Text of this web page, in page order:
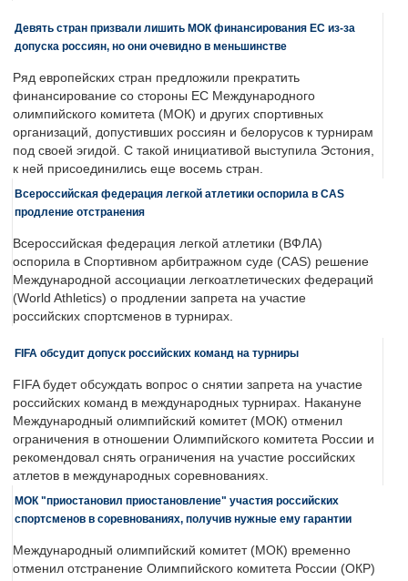
Девять стран призвали лишить МОК финансирования ЕС из-за
допуска россиян, но они очевидно в меньшинстве
Ряд европейских стран предложили прекратить
финансирование со стороны ЕС Международного
олимпийского комитета (МОК) и других спортивных
организаций, допустивших россиян и белорусов к турнирам
под своей эгидой. С такой инициативой выступила Эстония,
к ней присоединились еще восемь стран.
Всероссийская федерация легкой атлетики оспорила в CAS
продление отстранения
Всероссийская федерация легкой атлетики (ВФЛА)
оспорила в Спортивном арбитражном суде (CAS) решение
Международной ассоциации легкоатлетических федераций
(World Athletics) о продлении запрета на участие
российских спортсменов в турнирах.
FIFA обсудит допуск российских команд на турниры
FIFA будет обсуждать вопрос о снятии запрета на участие
российских команд в международных турнирах. Накануне
Международный олимпийский комитет (МОК) отменил
ограничения в отношении Олимпийского комитета России и
рекомендовал снять ограничения на участие российских
атлетов в международных соревнованиях.
МОК "приостановил приостановление" участия российских
спортсменов в соревнованиях, получив нужные ему гарантии
Международный олимпийский комитет (МОК) временно
отменил отстранение Олимпийского комитета России (ОКР)